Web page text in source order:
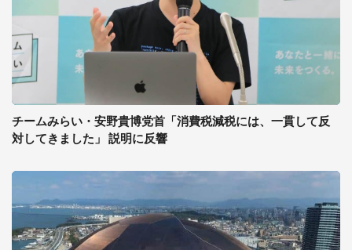
チームみらい・安野貴博党首「消費税減税には、一貫して反
対してきました」 説明に反響